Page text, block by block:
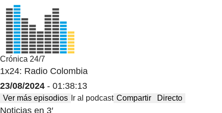
Crónica 24/7
1x24: Radio Colombia
23/08/2024 - 01:38:13
Ver más episodios Ir al podcast Compartir Directo
Noticias en 3′